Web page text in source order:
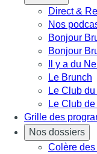
Direct &
Nos
Bonjour
Bonjour
Il y a du
Le Brunch
Le Club
Le Club
Grille des
Nos dossiers
Colère